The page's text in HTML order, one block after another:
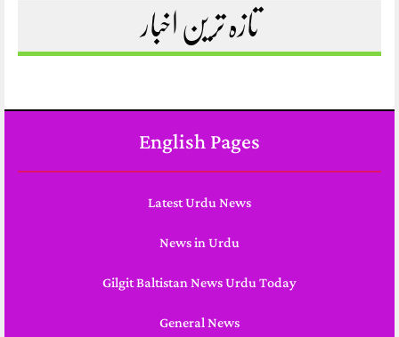
تازہ ترین اخبار
English Pages
Latest Urdu News
News in Urdu
Gilgit Baltistan News Urdu Today
General News